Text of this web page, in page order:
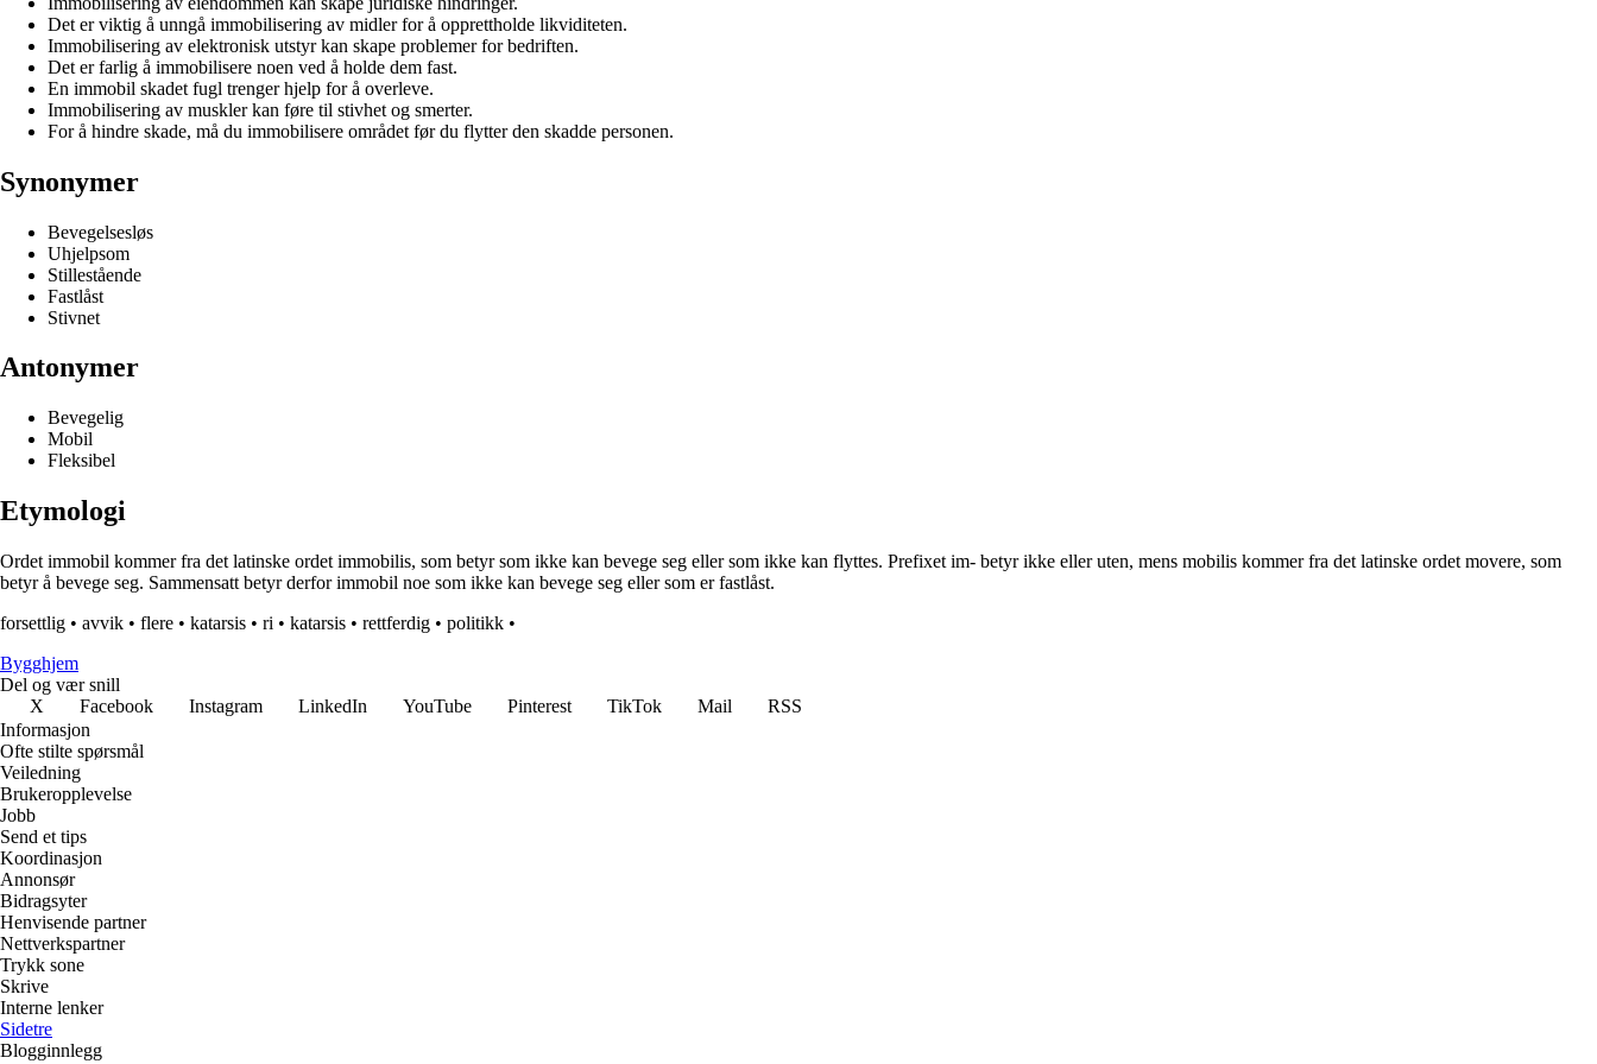
Det er viktig å unngå immobilisering av midler for å opprettholde likviditeten.
Immobilisering av elektronisk utstyr kan skape problemer for bedriften.
Det er farlig å immobilisere noen ved å holde dem fast.
En immobil skadet fugl trenger hjelp for å overleve.
Immobilisering av muskler kan føre til stivhet og smerter.
For å hindre skade, må du immobilisere området før du flytter den skadde personen.
Synonymer
Bevegelsesløs
Uhjelpsom
Stillestående
Fastlåst
Stivnet
Antonymer
Bevegelig
Mobil
Fleksibel
Etymologi
Ordet immobil kommer fra det latinske ordet immobilis, som betyr som ikke kan bevege seg eller som ikke kan flyttes. Prefixet im- betyr ikke eller uten, mens mobilis kommer fra det latinske ordet movere, som
betyr å bevege seg. Sammensatt betyr derfor immobil noe som ikke kan bevege seg eller som er fastlåst.
forsettlig • avvik • flere • katarsis • ri • katarsis • rettferdig • politikk •
Bygghjem
Del og vær snill
X
Facebook Instagram LinkedIn YouTube Pinterest TikTok Mail
RSS
Informasjon
Ofte stilte spørsmål
Veiledning
Brukeropplevelse
Jobb
Send et tips
Koordinasjon
Annonsør
Bidragsyter
Henvisende partner
Nettverkspartner
Trykk sone
Skrive
Interne lenker
Sidetre
Blogginnlegg